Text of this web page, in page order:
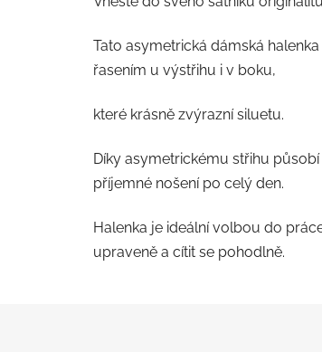
Tato asymetrická dámská
řasením u výstřihu i v boku,
které krásně zvýrazní siluetu.
Díky asymetrickému střihu
příjemné nošení po celý den.
Halenka je ideální volbou do
upraveně a cítit se pohodlně.